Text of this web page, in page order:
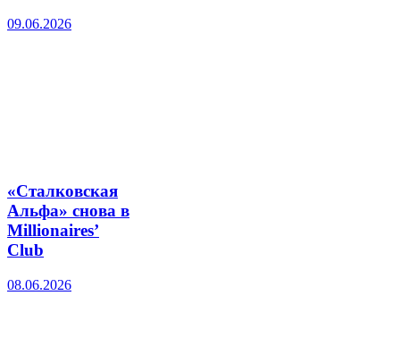
09.06.2026
«Сталковская
Альфа» снова в
Millionaires’
Club
08.06.2026